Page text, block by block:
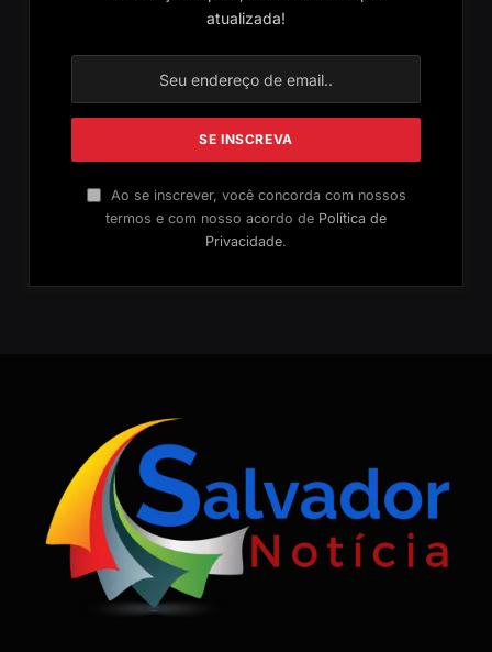
atualizada!
Ao se inscrever, você concorda com nossos
termos e com nosso acordo de Política de
Privacidade.